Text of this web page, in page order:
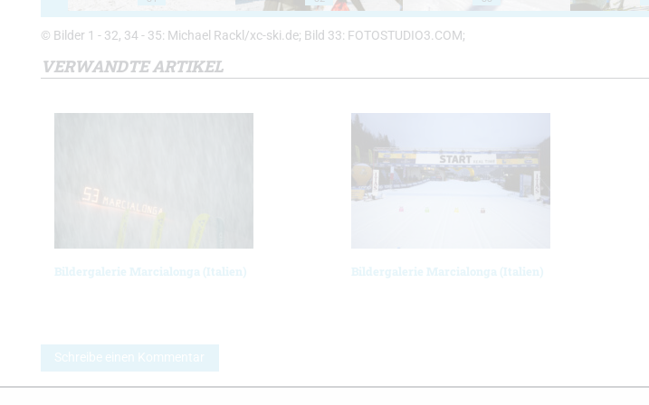
© Bilder 1 - 32, 34 - 35: Michael Rackl/xc-ski.de; Bild 33: FOTOSTUDIO3.COM;
VERWANDTE ARTIKEL
Bildergalerie Marcialonga (Italien) Bildergalerie Marcialonga (Italien)
Schreibe einen Kommentar